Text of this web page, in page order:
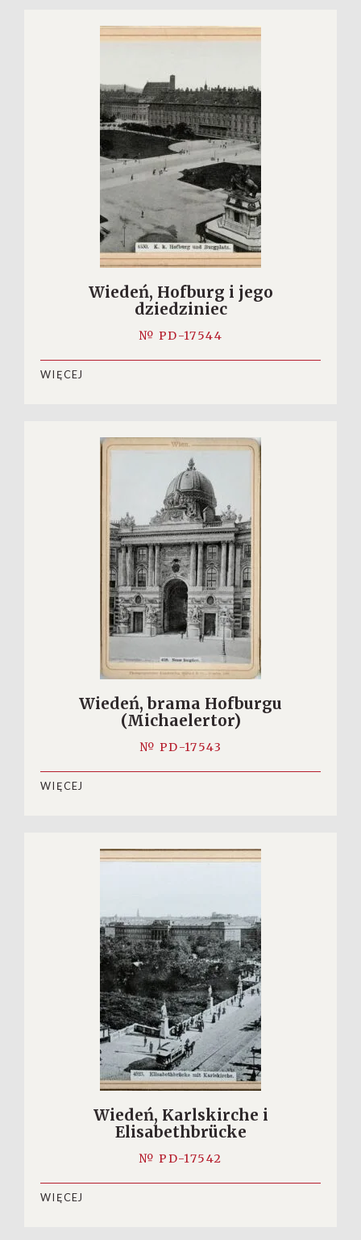
Wiedeń, Hofburg i jego
dziedziniec
№ PD-17544
WIĘCEJ
Wiedeń, brama Hofburgu
(Michaelertor)
№ PD-17543
WIĘCEJ
Wiedeń, Karlskirche i
Elisabethbrücke
№ PD-17542
WIĘCEJ